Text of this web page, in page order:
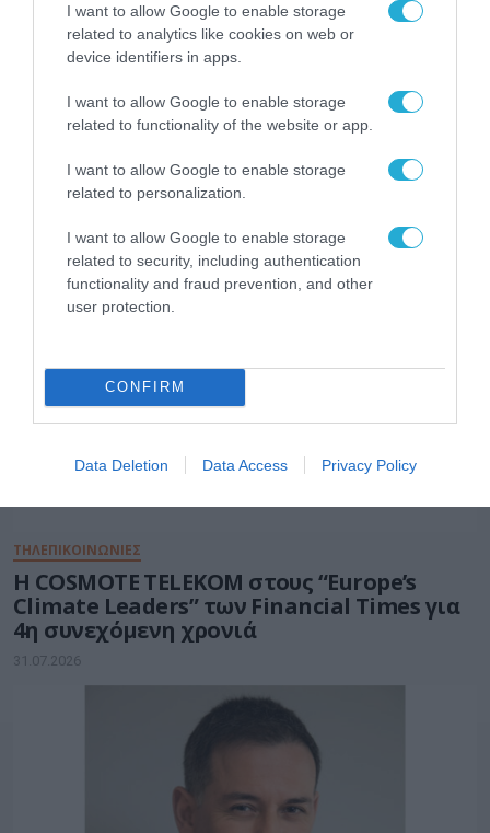
I want to allow Google to enable storage
related to analytics like cookies on web or
device identifiers in apps.
I want to allow Google to enable storage
related to functionality of the website or app.
I want to allow Google to enable storage
related to personalization.
I want to allow Google to enable storage
related to security, including authentication
functionality and fraud prevention, and other
user protection.
CONFIRM
Data Deletion Data Access Privacy Policy
ΕΠΙΧΕΙΡΗΣΕΙΣ
ΤΗΛΕΠΙΚΟΙΝΩΝΙΕΣ
Η COSMOTE TELEKOM στους “Europe’s
Climate Leaders” των Financial Times για
4η συνεχόμενη χρονιά
31.07.2026